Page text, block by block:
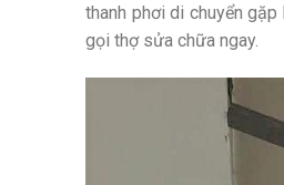
thanh phơi di chuyển
gọi thợ sửa chữa ngay.